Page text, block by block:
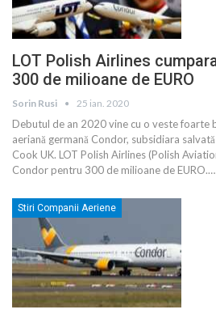
LOT Polish Airlines
300 de milioane de EURO
Sorin Rusi 25 ian. 2020
Debutul de an 2020 vine cu o veste foarte
aeriană germană Condor, subsidiara
Cook UK. LOT Polish Airlines (Polish
Condor pentru 300 de milioane de EURO.…
Stiri Companii Aeriene